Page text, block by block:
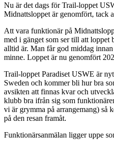
Nu är det dags för Trail-loppet
Midnattsloppet är genomfört, tack
Att vara funktionär på
med i gänget som ser till att
alltid är. Man får god middag
minne. Loppet är nu genomfört
Trail-loppet Paradiset USWE är
Sweden och kommer bli hur bra
avsikten att finnas kvar och
klubb bra ifrån sig som
vi är grymma på arrangemang) så
på den resan framåt.
Funktionärsanmälan ligger uppe